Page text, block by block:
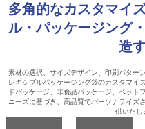
多角的なカスタマイ
ル・パッケージング
造
素材の選択、サイズデザイン、印刷パター
レキシブルパッケージング袋のカスタマイ
ドパッケージ、非食品パッケージ、ペット
ニーズに基づき、高品質でパーソナライズ
供いたし